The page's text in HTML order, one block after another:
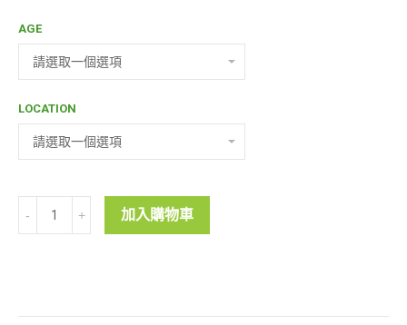
AGE
LOCATION
對
加入購物車